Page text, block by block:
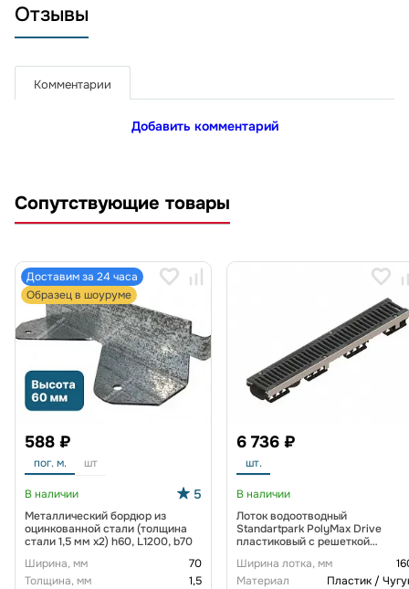
Отзывы
Комментарии
Добавить комментарий
Сопутствующие товары
Доставим за 24 часа
Образец в шоуруме
588 ₽
пог. м. шт
В наличии 5
Металлический бордюр из
оцинкованной стали (толщина
стали 1,5 мм x2) h60, L1200, b70
Ширина, мм
70
Толщина, мм
1,5
6 736 ₽
шт.
В наличии
Лоток водоотводный
Standartpark PolyMax Drive
пластиковый с решеткой
(комплект) 0805034-М
Ширина лотка, мм
Материал
Пластик /